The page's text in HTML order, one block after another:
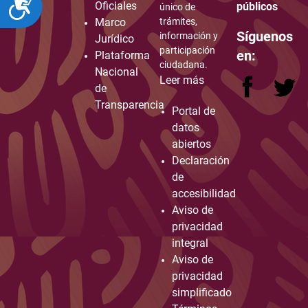
Oficiales
Marco
Jurídico
Plataforma
Nacional
de
Transparencia
único de
trámites,
información y
participación
ciudadana.
Leer más
Portal de
datos
abiertos
Declaración
de
accesibilidad
Aviso de
privacidad
integral
Aviso de
privacidad
simplificado
públicos
Síguenos
en: